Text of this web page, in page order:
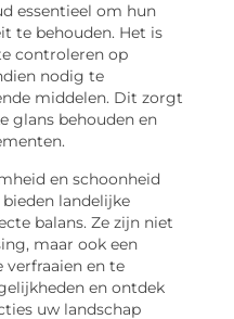
essentieel om hun
te behouden. Het is
controleren op
nodig te
middelen. Dit zorgt
glans behouden en
en schoonheid
landelijke
balans. Ze zijn niet
maar ook een
en te
en ontdek
uw landschap